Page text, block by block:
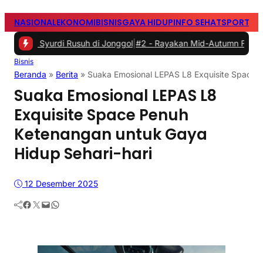
NASIONALEKONOMIBISNISGAYA HIDUPINFO SEHATSPORTS
Rusuh di Jonggol|#2 -Rayakan Mid-Autumn Festival dengan
Bisnis
Beranda » Berita » Suaka Emosional LEPAS L8 Exquisite
Suaka Emosional LEPAS L8
Exquisite Space Penuh
Ketenangan untuk Gaya
Hidup Sehari-hari
12 Desember 2025
Facebook Twitter Mail WhatsApp